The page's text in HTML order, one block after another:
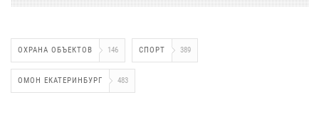
ОХРАНА ОБЪЕКТОВ 146 СПОРТ 389
ОМОН ЕКАТЕРИНБУРГ 483